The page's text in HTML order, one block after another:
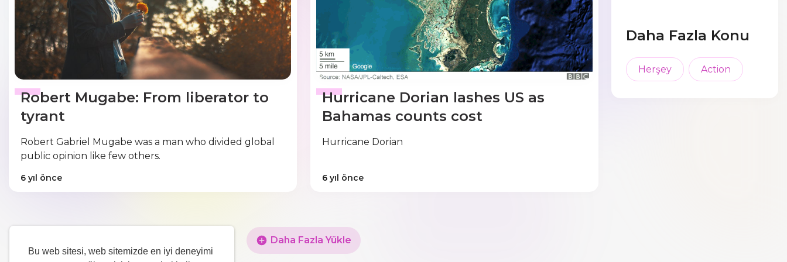
Bu web sitesi, web sitemizde en iyi deneyimi
Robert Mugabe: From liberator to
tyrant
Robert Gabriel Mugabe was a man who divided global
public opinion like few others.
6 yıl önce
Hurricane Dorian lashes US as
Bahamas counts cost
Hurricane Dorian
6 yıl önce
Daha Fazla Yükle
Daha Fazla Konu
Herşey Action